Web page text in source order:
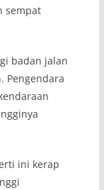
sempat
badan jalan
Pengendara
ini kerap